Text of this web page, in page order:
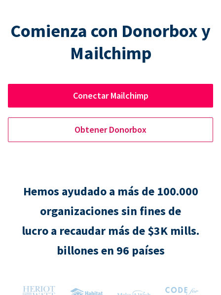
Comienza con Donorbox y
Mailchimp
Conectar Mailchimp
Obtener Donorbox
Hemos ayudado a más de 100.000
organizaciones sin fines de
lucro a recaudar más de $3K mills.
billones en 96 países